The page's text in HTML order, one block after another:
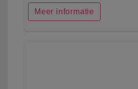
Meer informatie